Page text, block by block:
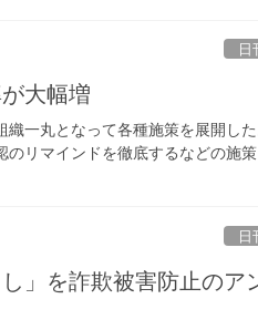
日
大幅増
一丸となって各種施策を展開した
リマインドを徹底するなどの施
日